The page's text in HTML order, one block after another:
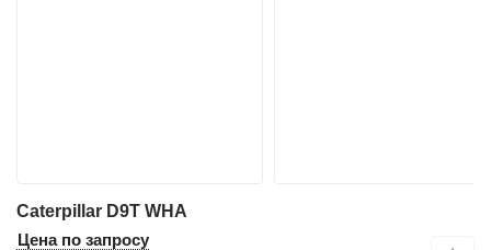
Caterpillar D9T WHA
Цена по запросу